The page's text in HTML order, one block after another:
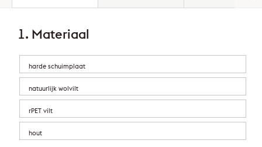
1. Materiaal
harde schuimplaat
natuurlijk wolvilt
rPET vilt
hout